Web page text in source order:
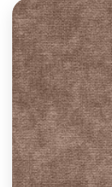
Велюр
материалов.
или